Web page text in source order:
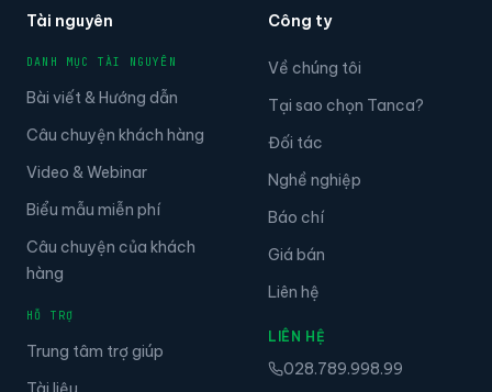
Tài nguyên
DANH MỤC TÀI NGUYÊN
Bài viết & Hướng dẫn
Câu chuyện khách hàng
Video & Webinar
Biểu mẫu miễn phí
Câu chuyện của khách
hàng
HỖ TRỢ
Trung tâm trợ giúp
Công ty
Về chúng tôi
Tại sao chọn Tanca?
Đối tác
Nghề nghiệp
Báo chí
Giá bán
Liên hệ
LIÊN HỆ
028.789.998.99